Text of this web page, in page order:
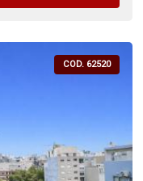
COD. 62520